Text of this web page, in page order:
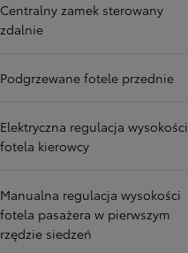
Centralny zamek sterowany
zdalnie
Podgrzewane fotele przednie
Elektryczna regulacja wysokości
fotela kierowcy
Manualna regulacja wysokości
fotela pasażera w pierwszym
rzędzie siedzeń